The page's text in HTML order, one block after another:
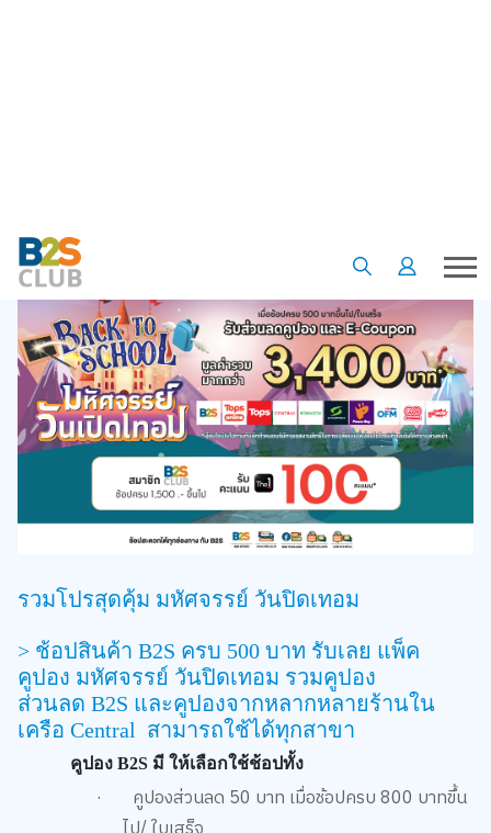
รวมโปรสุดคุ้ม มหัศจรรย์ วันปิดเทอม
> ช้อปสินค้า B2S ครบ 500บาท รับเลย แพ็ค
คูปอง มหัศจรรย์ วันปิดเทอม รวมคูปอง
ส่วนลด B2S และคูปองจากหลากหลายร้านใน
เครือ Central สามารถใช้ได้ทุกสาขา
คูปอง B2S มี ให้เลือกใช้ช้อปทั้ง
· คูปองส่วนลด 50 บาท เมื่อช้อปครบ800 บาทขึ้น